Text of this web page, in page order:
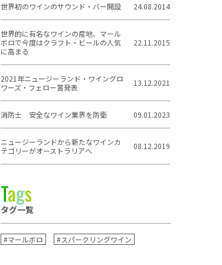
世界初のワインのサウンド・バー開設 24.08.2014
世界的に有名なワインの産地、マール
ボロで今度はクラフト・ビールの人気
に高まる
22.11.2015
2021年ニュージーランド・ワイングロ
ワーズ・フェロー賞発表
13.12.2021
消防士 安全なワイン業界を防衛 09.01.2023
ニュージーランドから新たなワインカ
テゴリーがオーストラリアへ
08.12.2019
Tags
タグ一覧
#マールボロ #スパークリングワイン